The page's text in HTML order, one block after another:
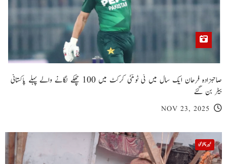
صاحبزادہ فرحان ایک سال میں ٹی ٹوئنٹی کرکٹ میں 100 چھکے لگانے والے پہلے پاکستانی
بیٹر بن گئے
NOV 23, 2025
خیبر پختونخوا